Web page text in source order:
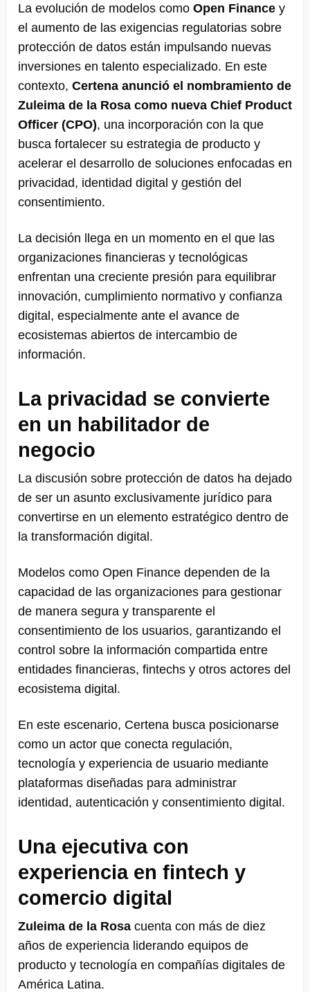
La evolución de modelos como Open Finance y
el aumento de las exigencias regulatorias sobre
protección de datos están impulsando nuevas
inversiones en talento especializado. En este
contexto, Certena anunció el nombramiento de
Zuleima de la Rosa como nueva Chief Product
Officer (CPO), una incorporación con la que
busca fortalecer su estrategia de producto y
acelerar el desarrollo de soluciones enfocadas en
privacidad, identidad digital y gestión del
consentimiento.
La decisión llega en un momento en el que las
organizaciones financieras y tecnológicas
enfrentan una creciente presión para equilibrar
innovación, cumplimiento normativo y confianza
digital, especialmente ante el avance de
ecosistemas abiertos de intercambio de
información.
La privacidad se convierte
en un habilitador de
negocio
La discusión sobre protección de datos ha dejado
de ser un asunto exclusivamente jurídico para
convertirse en un elemento estratégico dentro de
la transformación digital.
Modelos como Open Finance dependen de la
capacidad de las organizaciones para gestionar
de manera segura y transparente el
consentimiento de los usuarios, garantizando el
control sobre la información compartida entre
entidades financieras, fintechs y otros actores del
ecosistema digital.
En este escenario, Certena busca posicionarse
como un actor que conecta regulación,
tecnología y experiencia de usuario mediante
plataformas diseñadas para administrar
identidad, autenticación y consentimiento digital.
Una ejecutiva con
experiencia en fintech y
comercio digital
Zuleima de la Rosa cuenta con más de diez
años de experiencia liderando equipos de
producto y tecnología en compañías digitales de
América Latina.